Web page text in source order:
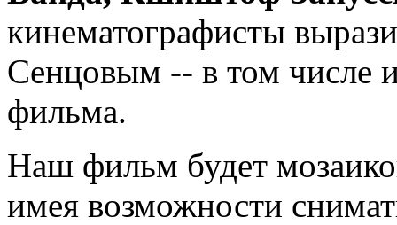
кинематографисты
Сенцовым -- в том числе
фильма.
Наш фильм будет
имея возможности